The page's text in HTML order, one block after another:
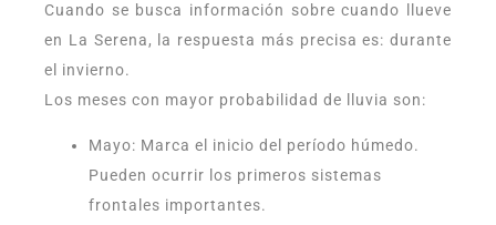
Cuando se busca información sobre cuando llueve
en La Serena, la respuesta más precisa es: durante
el invierno.
Los meses con mayor probabilidad de lluvia son:
Mayo: Marca el inicio del período húmedo.
Pueden ocurrir los primeros sistemas
frontales importantes.